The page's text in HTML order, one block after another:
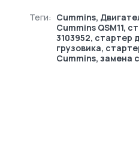
Теги: Cummins,
Cummins QSM11,
3103952, стартер
грузовика,
Cummins, замена